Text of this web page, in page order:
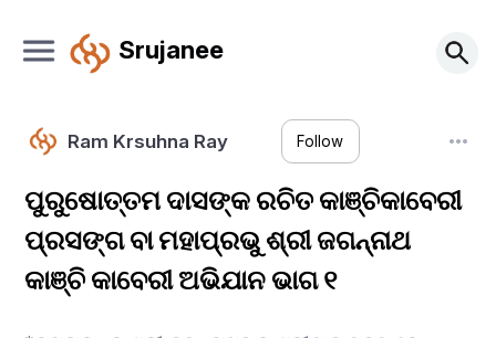
Srujanee
Ram Krsuhna Ray Follow
ପୁରୁଷୋତ୍ତମ ଦାସଙ୍କ ରଚିତ କାଞ୍ଚିକାବେରୀ
ପ୍ରସଙ୍ଗ ବା ମହାପ୍ରଭୁ ଶ୍ରୀ ଜଗନ୍ନାଥ
କାଞ୍ଚି କାବେରୀ ଅଭିଯାନ ଭାଗ ୧